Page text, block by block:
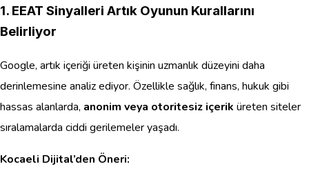
1. EEAT Sinyalleri Artık Oyunun Kurallarını
Belirliyor
Google, artık içeriği üreten kişinin uzmanlık düzeyini daha
derinlemesine analiz ediyor. Özellikle sağlık, finans, hukuk gibi
hassas alanlarda, anonim veya otoritesiz içerik üreten siteler
sıralamalarda ciddi gerilemeler yaşadı.
Kocaeli Dijital’den Öneri: